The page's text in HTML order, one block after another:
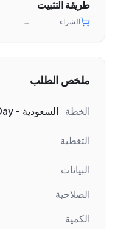
طريقة التثبيت
الشراء →
ملخص الطلب
الخطة السعودية - Unlimited - 2GB Highspeed/Day
التغطية
البيانات
الصلاحية
الكمية